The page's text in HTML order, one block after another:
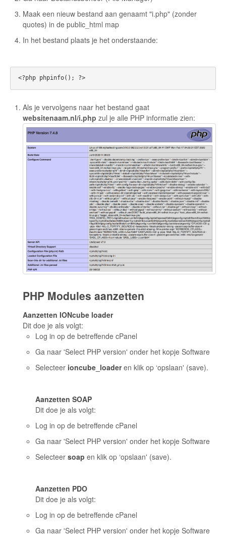
Maak een nieuw bestand aan genaamt "i.php" (zonder
quotes) in de public_html map
In het bestand plaats je het onderstaande:
Als je vervolgens naar het bestand gaat
websitenaam.nl/i.php zul je alle PHP informatie zien:
PHP Modules aanzetten
Aanzetten IONcube loader
Dit doe je als volgt:
Log in op de betreffende cPanel
Ga naar 'Select PHP version' onder het kopje Software
Selecteer ioncube_loaderen klik op ‘opslaan' (save).
Aanzetten SOAP
Dit doe je als volgt:
Log in op de betreffende cPanel
Ga naar 'Select PHP version' onder het kopje Software
Selecteer soap en klik op ‘opslaan' (save).
Aanzetten PDO
Dit doe je als volgt:
Log in op de betreffende cPanel
Ga naar 'Select PHP version' onder het kopje Software